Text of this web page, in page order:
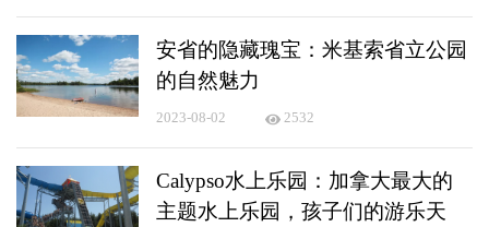
安省的隐藏瑰宝：米基索省立公园
的自然魅力
2023-08-02 2532
Calypso水上乐园：加拿大最大的
主题水上乐园，孩子们的游乐天